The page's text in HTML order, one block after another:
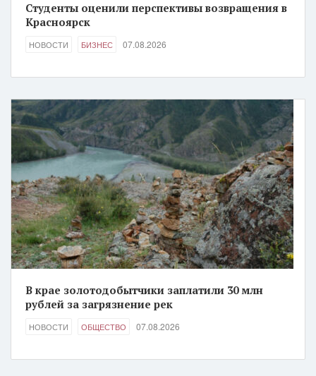
Студенты оценили перспективы возвращения в
Красноярск
НОВОСТИ БИЗНЕС 07.08.2026
В крае золотодобытчики заплатили 30 млн
рублей за загрязнение рек
НОВОСТИ ОБЩЕСТВО 07.08.2026